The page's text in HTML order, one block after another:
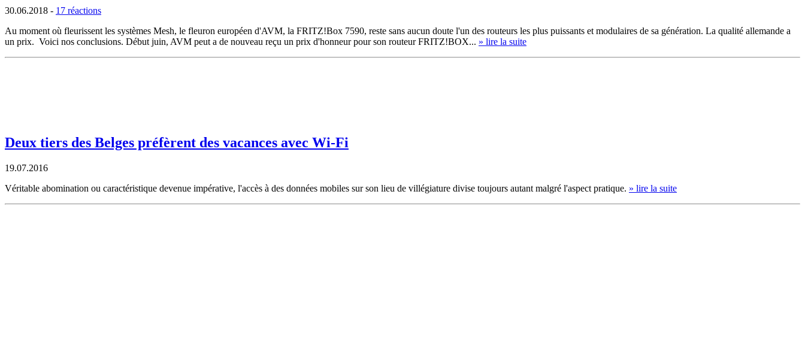
30.06.2018 - 17 réactions
Au moment où fleurissent les systèmes Mesh, le fleuron européen d'AVM, la FRITZ!Box 7590, reste sans aucun doute l'un des routeurs les plus puissants et modulaires de sa génération. La qualité allemande a
un prix. Voici nos conclusions. Début juin, AVM peut a de nouveau reçu un prix d'honneur pour son routeur FRITZ!BOX... » lire la suite
Deux tiers des Belges préfèrent des vacances avec Wi-Fi
19.07.2016
Véritable abomination ou caractéristique devenue impérative, l'accès à des données mobiles sur son lieu de villégiature divise toujours autant malgré l'aspect pratique. » lire la suite